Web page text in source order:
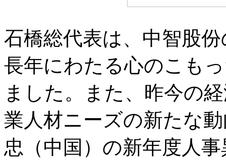
石橋総代表は、中智股
長年にわたる心のこも
ました。また、昨今の
業人材ニーズの新たな
忠（中国）の新年度人